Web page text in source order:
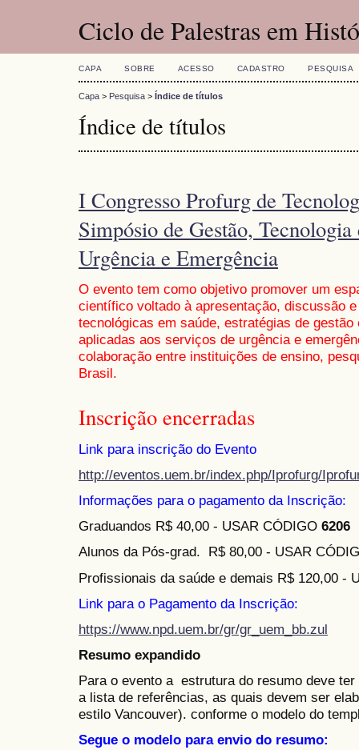
Ciclo de Palestras em
CAPA SOBRE ACESSO CADASTRO PESQUISA
Capa > Pesquisa > Índice de títulos
Índice de títulos
I Congresso Profurg de
Simpósio de Gestão,
Urgência e Emergência
O evento tem como objetivo promover um
científico voltado à apresentação, discussão
tecnológicas em saúde, estratégias de
aplicadas aos serviços de urgência e
colaboração entre instituições de ensino,
Brasil.
Inscrição encerradas
Link para inscrição do Evento
http://eventos.uem.br/index.php/Iprofurg/
Informações para o pagamento da Inscrição:
Graduandos R$ 40,00 - USAR CÓDIGO 6206
Alunos da Pós-grad. R$ 80,00 - USAR
Profissionais da saúde e demais R$ 120,00 -
Link para o Pagamento da Inscrição:
https://www.npd.uem.br/gr/gr_uem_bb.zul
Resumo expandido
Para o evento a estrutura do resumo deve
a lista de referências, as quais devem ser
estilo Vancouver). conforme o modelo do
Segue o modelo para envio do resumo: